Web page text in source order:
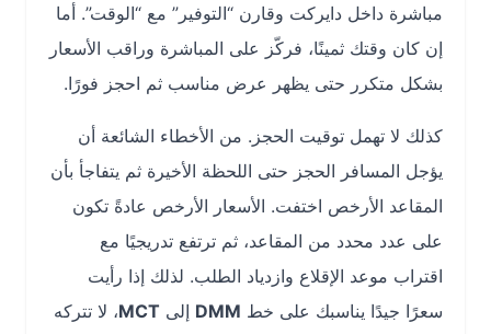
مباشرة داخل دايركت وقارن “التوفير” مع “الوقت”. أما
إن كان وقتك ثمينًا، فركّز على المباشرة وراقب الأسعار
بشكل متكرر حتى يظهر عرض مناسب ثم احجز فورًا.
كذلك لا تهمل توقيت الحجز. من الأخطاء الشائعة أن
يؤجل المسافر الحجز حتى اللحظة الأخيرة ثم يتفاجأ بأن
المقاعد الأرخص اختفت. الأسعار الأرخص عادةً تكون
على عدد محدد من المقاعد، ثم ترتفع تدريجيًا مع
اقتراب موعد الإقلاع وازدياد الطلب. لذلك إذا رأيت
سعرًا جيدًا يناسبك على خط DMMإلىMCT ، لا تتركه